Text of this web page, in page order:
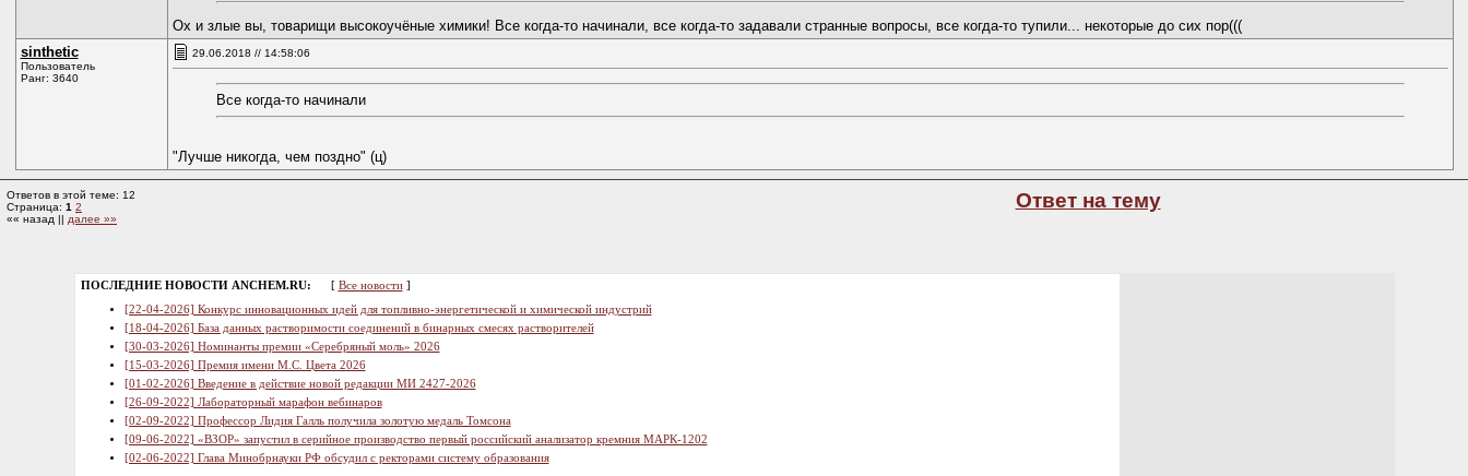
Ох и злые вы, товарищи высокоучёные химики! Все когда-то начинали, все когда-то задавали странные вопросы, все когда-то тупили... некоторые до сих пор(((
sinthetic
Пользователь
Ранг: 3640
29.06.2018 // 14:58:06
Все когда-то начинали
"Лучше никогда, чем поздно" (ц)
Ответов в этой теме: 12
Страница: 1 2
«« назад || далее »»
Ответ на тему
ПОСЛЕДНИЕ НОВОСТИ ANCHEM.RU: [ Все новости]
[22-04-2026] Конкурс инновационных идей для топливно-энергетической и химической индустрий
[18-04-2026] База данных растворимости соединений в бинарных смесях растворителей
[30-03-2026] Номинанты премии «Серебряный моль» 2026
[15-03-2026] Премия имени М.С. Цвета 2026
[01-02-2026] Введение в действие новой редакции МИ 2427-2026
[26-09-2022] Лабораторный марафон вебинаров
[02-09-2022] Профессор Лидия Галль получила золотую медаль Томсона
[09-06-2022] «ВЗОР» запустил в серийное производство первый российский анализатор кремния МАРК-1202
[02-06-2022] Глава Минобрнауки РФ обсудил с ректорами систему образования